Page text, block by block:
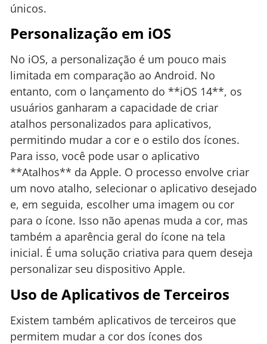
únicos.
Personalização em iOS
No iOS, a personalização é um pouco mais
limitada em comparação ao Android. No
entanto, com o lançamento do **iOS 14**, os
usuários ganharam a capacidade de criar
atalhos personalizados para aplicativos,
permitindo mudar a cor e o estilo dos ícones.
Para isso, você pode usar o aplicativo
**Atalhos** da Apple. O processo envolve criar
um novo atalho, selecionar o aplicativo desejado
e, em seguida, escolher uma imagem ou cor
para o ícone. Isso não apenas muda a cor, mas
também a aparência geral do ícone na tela
inicial. É uma solução criativa para quem deseja
personalizar seu dispositivo Apple.
Uso de Aplicativos de Terceiros
Existem também aplicativos de terceiros que
permitem mudar a cor dos ícones dos